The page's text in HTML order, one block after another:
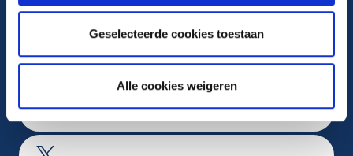
Geselecteerde cookies toestaan
Alle cookies weigeren
Volg ons op
Ga naar Instagram